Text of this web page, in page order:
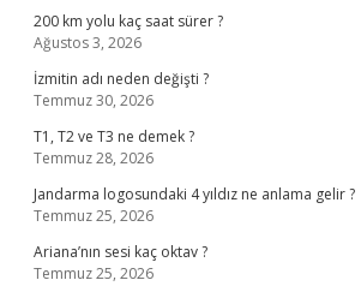
200 km yolu kaç saat sürer ?
Ağustos 3, 2026
İzmitin adı neden değişti ?
Temmuz 30, 2026
T1, T2 ve T3 ne demek ?
Temmuz 28, 2026
Jandarma logosundaki 4 yıldız ne anlama gelir ?
Temmuz 25, 2026
Ariana’nın sesi kaç oktav ?
Temmuz 25, 2026